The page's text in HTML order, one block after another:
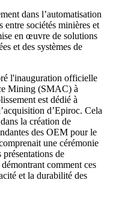
dans l’automatisation
entre sociétés minières et
en œuvre de solutions
et des systèmes de
l'inauguration officielle
Mining (SMAC) à
est dédié à
d’Epiroc. Cela
la création de
des OEM pour le
une cérémonie
de
comment ces
et la durabilité des